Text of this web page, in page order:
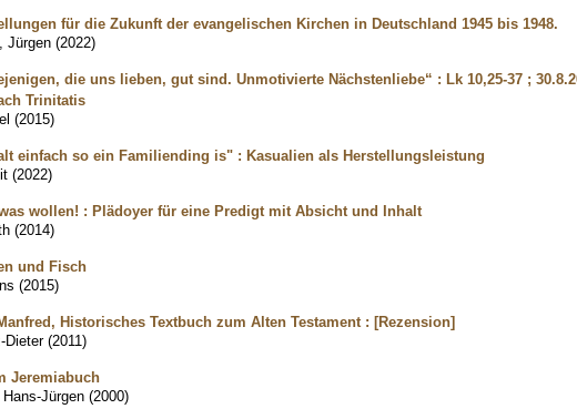
für die Zukunft der evangelischen Kirchen in Deutschland 1945 bis 1948.
Jürgen (2022)
die uns lieben, gut sind. Unmotivierte Nächstenliebe“ : Lk 10,25-37 ;
Trinitatis
(2015)
einfach so ein Familiending is" : Kasualien als Herstellungsleistung
(2022)
wollen! : Plädoyer für eine Predigt mit Absicht und Inhalt
(2014)
und Fisch
(2015)
Historisches Textbuch zum Alten Testament : [Rezension]
Dieter (2011)
Jeremiabuch
Jürgen (2000)